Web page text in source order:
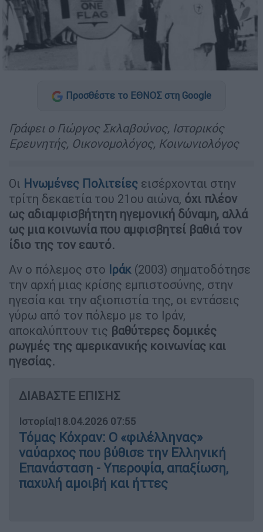
Προσθέστε το ΕΘΝΟΣ στη Google
Γράφει ο Γιώργος Σκλαβούνος, Ιστορικός
Ερευνητής, Οικονομολόγος, Κοινωνιολόγος
Οι Ηνωμένες Πολιτείες εισέρχονται στην
τρίτη δεκαετία του 21ου αιώνα, όχι πλέον
ως αδιαμφισβήτητη ηγεμονική δύναμη, αλλά
ως μια κοινωνία που αμφισβητεί βαθιά τον
ίδιο της τον εαυτό.
Αν ο πόλεμος στο Ιράκ (2003) σηματοδότησε
την αρχή μιας κρίσης εμπιστοσύνης, στην
ηγεσία και την αξιοπιστία της, οι εντάσεις
γύρω από τον πόλεμο με το Ιράν,
αποκαλύπτουν τις βαθύτερες δομικές
ρωγμές της αμερικανικής κοινωνίας και
ηγεσίας.
ΔΙΑΒΑΣΤΕ ΕΠΙΣΗΣ
Ιστορία|18.04.2026 07:55
Τόμας Κόχραν: Ο «φιλέλληνας»
ναύαρχος που βύθισε την Ελληνική
Επανάσταση - Υπεροψία, απαξίωση,
παχυλή αμοιβή και ήττες